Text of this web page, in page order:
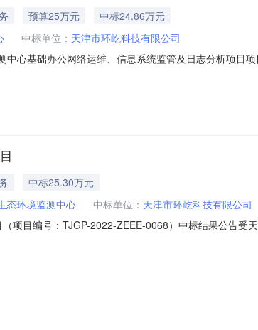
预算25万元
中标24.86万元
中标单位： 天津市环屹科技有限公司
心基础办公网络运维、信息系统监管及日志分析项目
工具使用：采购人未使用筛选工具，所有参与供应商
中标25.30万元
态环境监测中心 中标单位： 天津市环屹科技有限公司
项目编号：TJGP-2022-ZEEE-0068）中标结果公告
或成交)信息1.中标供应商名称：天津市环屹科技有限